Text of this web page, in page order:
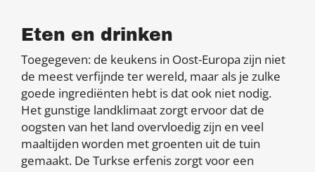
Eten en drinken
Toegegeven: de keukens in Oost-Europa zijn niet
de meest verfijnde ter wereld, maar als je zulke
goede ingrediënten hebt is dat ook niet nodig.
Het gunstige landklimaat zorgt ervoor dat de
oogsten van het land overvloedig zijn en veel
maaltijden worden met groenten uit de tuin
gemaakt. De Turkse erfenis zorgt voor een